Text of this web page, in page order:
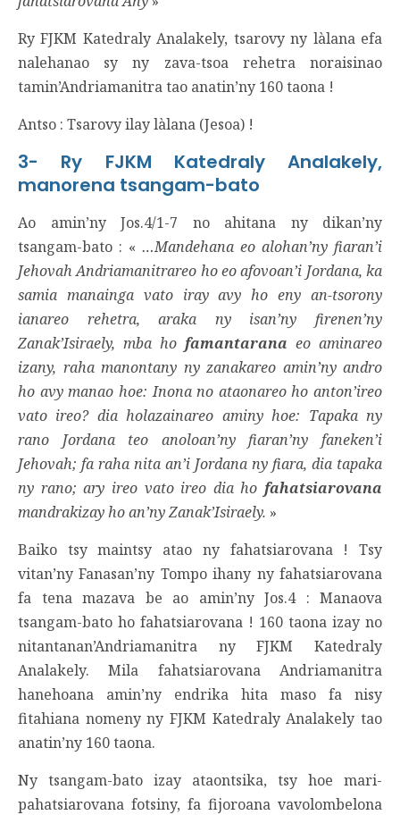
Ry FJKM Katedraly Analakely, tsarovy ny làlana efa
nalehanao sy ny zava-tsoa rehetra noraisinao
tamin’Andriamanitra tao anatin’ny 160 taona !
Antso : Tsarovy ilay làlana (Jesoa) !
3- Ry FJKM Katedraly Analakely,
manorena tsangam-bato
Ao amin’ny Jos.4/1-7 no ahitana ny dikan’ny
tsangam-bato : « …Mandehana eo alohan’ny fiaran’i
Jehovah Andriamanitrareo ho eo afovoan’i Jordana, ka
samia manainga vato iray avy ho eny an-tsorony
ianareo rehetra, araka ny isan’ny firenen’ny
Zanak’Isiraely, mba ho famantarana eo aminareo
izany, raha manontany ny zanakareo amin’ny andro
ho avy manao hoe: Inona no ataonareo ho anton’ireo
vato ireo? dia holazainareo aminy hoe: Tapaka ny
rano Jordana teo anoloan’ny fiaran’ny faneken’i
Jehovah; fa raha nita an’i Jordana ny fiara, dia tapaka
ny rano; ary ireo vato ireo dia ho fahatsiarovana
mandrakizay ho an’ny Zanak’Isiraely. »
Baiko tsy maintsy atao ny fahatsiarovana ! Tsy
vitan’ny Fanasan’ny Tompo ihany ny fahatsiarovana
fa tena mazava be ao amin’ny Jos.4 : Manaova
tsangam-bato ho fahatsiarovana ! 160 taona izay no
nitantanan’Andriamanitra ny FJKM Katedraly
Analakely. Mila fahatsiarovana Andriamanitra
hanehoana amin’ny endrika hita maso fa nisy
fitahiana nomeny ny FJKM Katedraly Analakely tao
anatin’ny 160 taona.
Ny tsangam-bato izay ataontsika, tsy hoe mari-
pahatsiarovana fotsiny, fa fijoroana vavolombelona